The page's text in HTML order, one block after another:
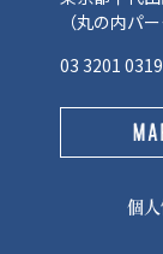
（丸の内パ
03 3201 0319
個